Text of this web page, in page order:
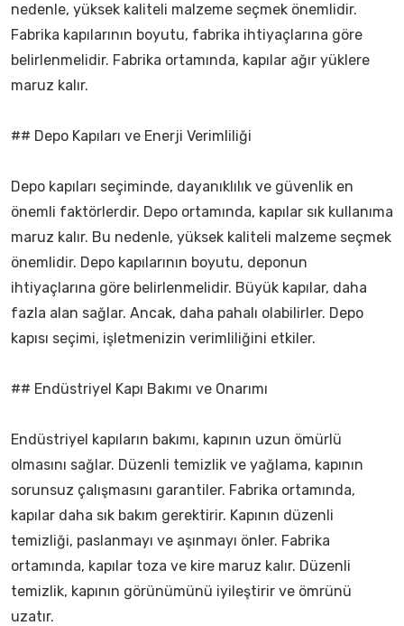
nedenle, yüksek kaliteli malzeme seçmek önemlidir.
Fabrika kapılarının boyutu, fabrika ihtiyaçlarına göre
belirlenmelidir. Fabrika ortamında, kapılar ağır yüklere
maruz kalır.
## Depo Kapıları ve Enerji Verimliliği
Depo kapıları seçiminde, dayanıklılık ve güvenlik en
önemli faktörlerdir. Depo ortamında, kapılar sık kullanıma
maruz kalır. Bu nedenle, yüksek kaliteli malzeme seçmek
önemlidir. Depo kapılarının boyutu, deponun
ihtiyaçlarına göre belirlenmelidir. Büyük kapılar, daha
fazla alan sağlar. Ancak, daha pahalı olabilirler. Depo
kapısı seçimi, işletmenizin verimliliğini etkiler.
## Endüstriyel Kapı Bakımı ve Onarımı
Endüstriyel kapıların bakımı, kapının uzun ömürlü
olmasını sağlar. Düzenli temizlik ve yağlama, kapının
sorunsuz çalışmasını garantiler. Fabrika ortamında,
kapılar daha sık bakım gerektirir. Kapının düzenli
temizliği, paslanmayı ve aşınmayı önler. Fabrika
ortamında, kapılar toza ve kire maruz kalır. Düzenli
temizlik, kapının görünümünü iyileştirir ve ömrünü
uzatır.